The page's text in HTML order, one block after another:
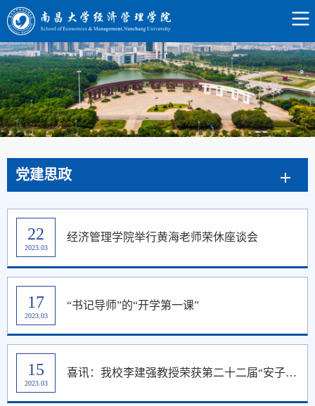
党建思政
22
2023.03
经济管理学院举行黄海老师荣休座谈会
17
2023.03
“书记导师”的“开学第一课”
15
2023.03
喜讯：我校李建强教授荣获第二十二届“安子介国际贸易研究奖”